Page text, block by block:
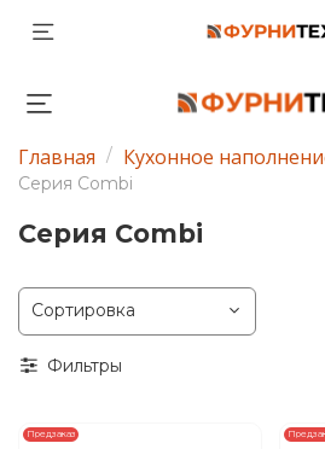
Главная Кухонное
Серия Combi
Серия Combi
Фильтры
Предзаказ